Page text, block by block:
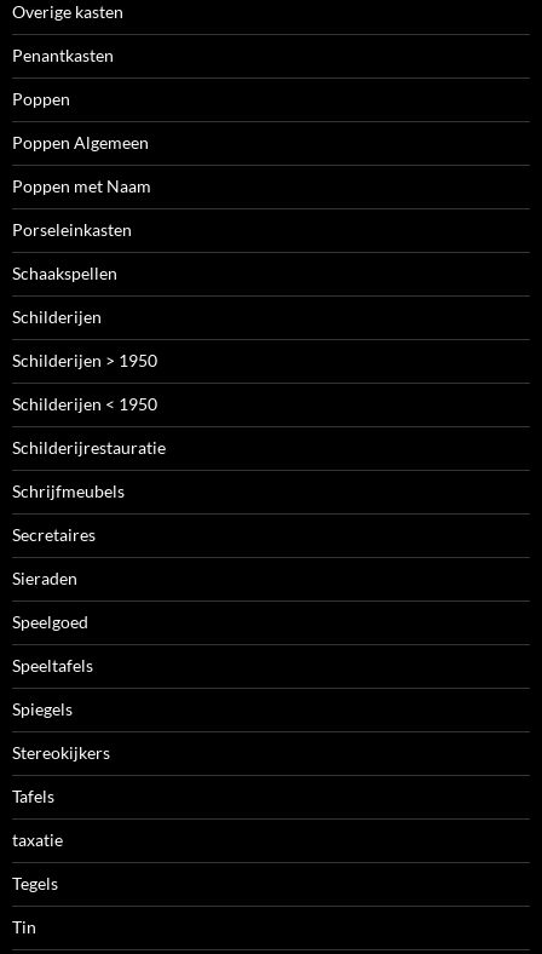
Overige kasten
Penantkasten
Poppen
Poppen Algemeen
Poppen met Naam
Porseleinkasten
Schaakspellen
Schilderijen
Schilderijen > 1950
Schilderijen < 1950
Schilderijrestauratie
Schrijfmeubels
Secretaires
Sieraden
Speelgoed
Speeltafels
Spiegels
Stereokijkers
Tafels
taxatie
Tegels
Tin